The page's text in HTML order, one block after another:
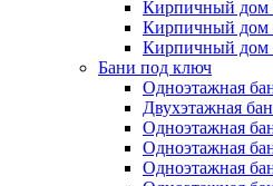
Кирпичный дом
Кирпичный дом
Кирпичный дом
Бани под ключ
Одноэтажная
Двухэтажная
Одноэтажная
Одноэтажная
Одноэтажная